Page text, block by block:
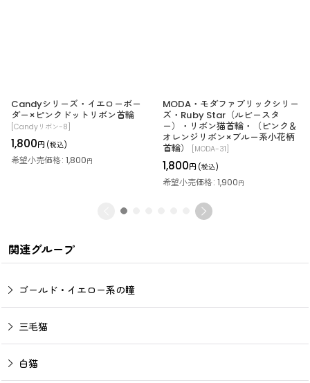
Candyシリーズ・イエローボー
ダー×ピンクドットリボン首輪
Candyリボン-8
1,800円 (税込)
希望小売価格: 1,800円
MODA・モダファブリックシリー
ズ・Ruby Star（ルビースタ
ー）・リボン猫首輪・（ピンク＆
オレンジリボン×ブルー系小花柄
首輪）
MODA-31
1,800円 (税込)
希望小売価格: 1,900円
関連グループ
ゴールド・イエロー系の瞳
三毛猫
白猫